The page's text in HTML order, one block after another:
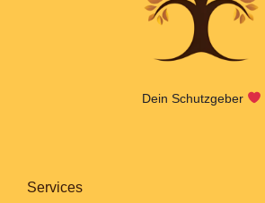
Dein Schutzgeber
Services